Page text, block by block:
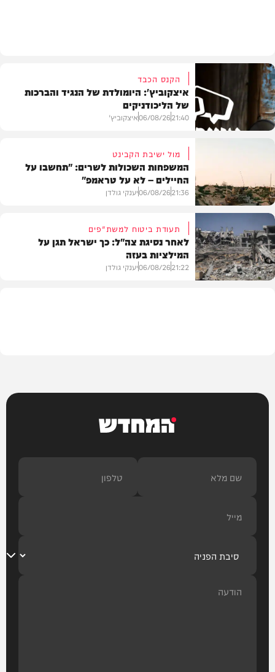
חדשות
הקנס הכבד
איצקוביץ': היומולדת של הנגיד והברכות
של הליכודניקים
21:40
06/08/26איצקוביץ'
צבא וביטחון
מול ישיבת הקבינט
המשפחות השכולות לשרים: "תחשבו על
החיילים – לא על טראמפ"
21:36
06/08/26יענקי גולדן
תעודת ביטוח למשת"פים
לאחר נסיגת צה"ל: כך ישראל תגן על
המילציות בעזה
21:22
06/08/26יענקי גולדן
המחדש